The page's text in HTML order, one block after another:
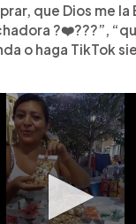
que Dios me la
?❤️???”,
o haga TikTok